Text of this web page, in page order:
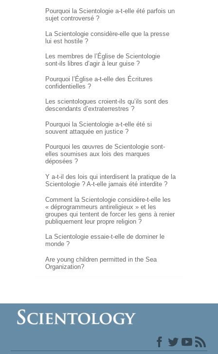
Pourquoi la Scientologie a-t-elle été parfois un
sujet controversé ?
La Scientologie considère-elle que la presse
lui est hostile ?
Les membres de l’Église de Scientologie
sont-ils libres d’agir à leur guise ?
Pourquoi l’Église a-t-elledes Écritures
confidentielles ?
Les scientologues croient-ils qu’ils sont des
descendants d’extraterrestres ?
Pourquoi la Scientologie a-t-elle été si
souvent attaquée en justice ?
Pourquoi les œuvres de Scientologie sont-
elles soumises aux lois des marques
déposées ?
Y a-t-il des lois qui interdisent la pratique de la
Scientologie ? A-t-ellejamais été interdite ?
Comment la Scientologie considère-t-elleles
« déprogrammeurs antireligieux » et les
groupes qui tentent de forcer les gens à renier
publiquement leur propre religion ?
La Scientologie essaie-t-elle de dominer le
monde ?
Are young children permitted in the Sea
Organization?